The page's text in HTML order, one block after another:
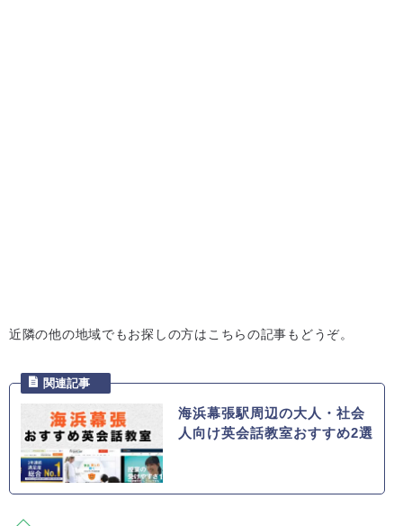
近隣の他の地域でもお探しの方はこちらの記事もどうぞ。
海浜幕張駅周辺の大人・社会
人向け英会話教室おすすめ2選